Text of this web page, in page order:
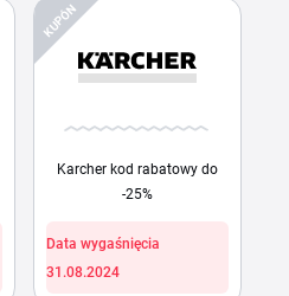
KUPÓN
Karcher kod rabatowy do
-25%
Data wygaśnięcia
31.08.2024